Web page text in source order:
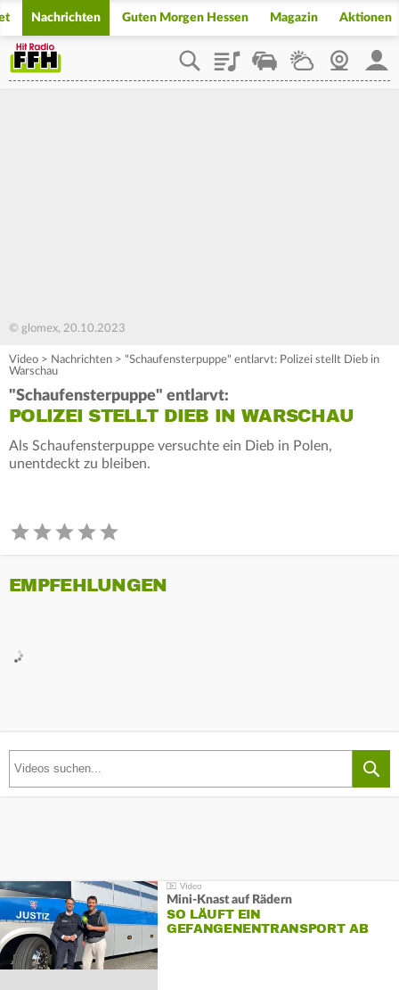
Nachrichten Guten Morgen Hessen Magazin Aktionen
PlaylistStaupilotWetterWebcam
© glomex, 20.10.2023
Video > Nachrichten > "Schaufensterpuppe" entlarvt: Polizei stellt Dieb in
Warschau
"Schaufensterpuppe" entlarvt:
POLIZEI STELLT DIEB IN WARSCHAU
Als Schaufensterpuppe versuchte ein Dieb in Polen,
unentdeckt zu bleiben.
EMPFEHLUNGEN
Mini-Knast auf Rädern
SO LÄUFT EIN
GEFANGENENTRANSPORT AB